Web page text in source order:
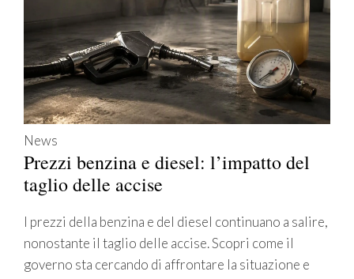
News
Prezzi benzina e diesel: l’impatto del
taglio delle accise
I prezzi della benzina e del diesel continuano a salire,
nonostante il taglio delle accise. Scopri come il
governo sta cercando di affrontare la situazione e